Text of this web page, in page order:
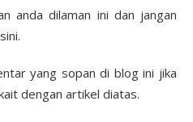
anda dilaman ini dan jangan
yang sopan di blog ini jika
dengan artikel diatas.